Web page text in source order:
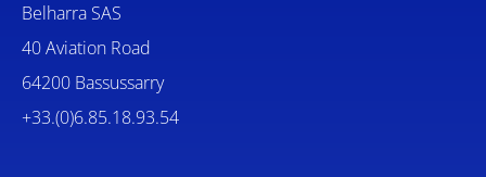
Belharra SAS
40 Aviation Road
64200 Bassussarry
+33.(0)6.85.18.93.54